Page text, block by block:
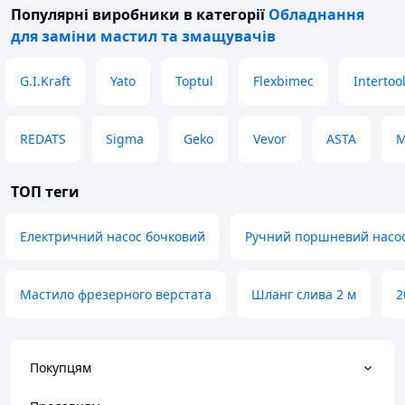
Популярні виробники в категорії Обладнання
для заміни мастил та змащувачів
G.I.Kraft Yato Toptul Flexbimec Intertool
REDATS Sigma Geko Vevor ASTA
ТОП теги
Електричний насос бочковий Ручний поршневий
Мастило фрезерного верстата Шланг слива 2 м
Покупцям